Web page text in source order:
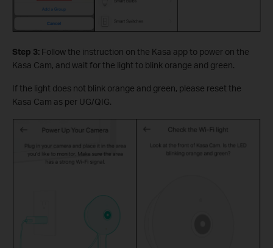
Step 3: Follow the instruction on the Kasa app to power on the
Kasa Cam, and wait for the light to blink orange and green.
If the light does not blink orange and green, please reset the
Kasa Cam as per UG/QIG.